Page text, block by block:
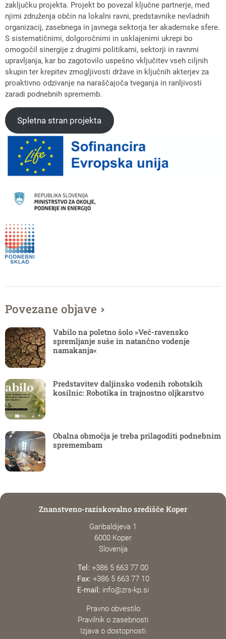
zaključku projekta. Projekt bo povezal ključne partnerje, med
njimi združenja občin na lokalni ravni, predstavnike nevladnih
organizacij, zasebnega in javnega sektorja ter akademske sfere.
S sistematičnimi, dolgoročnimi in usklajenimi ukrepi bo
omogočil sinergije z drugimi politikami, sektorji in ravnmi
upravljanja, kar bo zagotovilo uspešno vključitev vseh ciljnih
skupin ter krepitev zmogljivosti države in ključnih akterjev za
proaktivno odzivanje na naraščajoča tveganja in ranljivosti
zaradi podnebnih sprememb.
Spletna stran projekta
Povezane objave
Vabilo na poletno šolo »Več-ravensko
spremljanje suše in natančno vodenje
namakanja«
Predstavitev daljinsko vodenih robotskih
kosilnic: Robotika in trajnostno oljkarstvo
Obalna območja je treba prilagoditi podnebnim
spremembam
Znanstveno-raziskovalno središče Koper
Garibaldijeva 1
6000 Koper
Slovenija
Tel: +386 5 663 77 00
Fax: +386 5 663 77 10
E-mail: info@zrs-kp.si
Pravno obvestilo
Pravilnik o zasebnosti
Izjava o dostopnosti